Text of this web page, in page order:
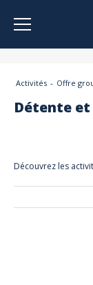
Panneau de
Activités Offre
Détente
Découvrez les